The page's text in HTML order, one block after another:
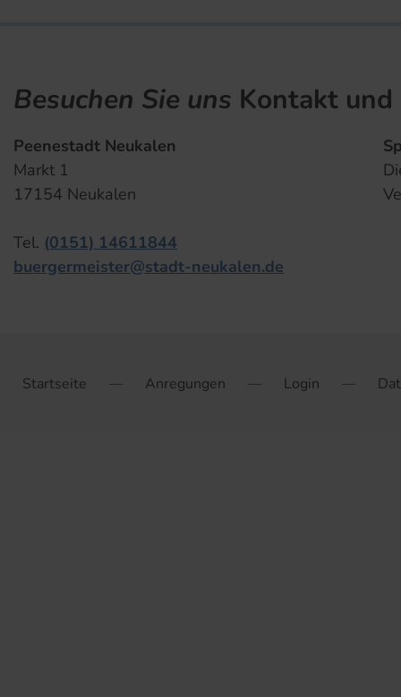
Besuchen Sie uns Kontakt
Peenestadt Neukalen
Markt 1
17154 Neukalen
Tel. (0151) 14611844
buergermeister@stadt-neukalen.de
Startseite Anregungen Login